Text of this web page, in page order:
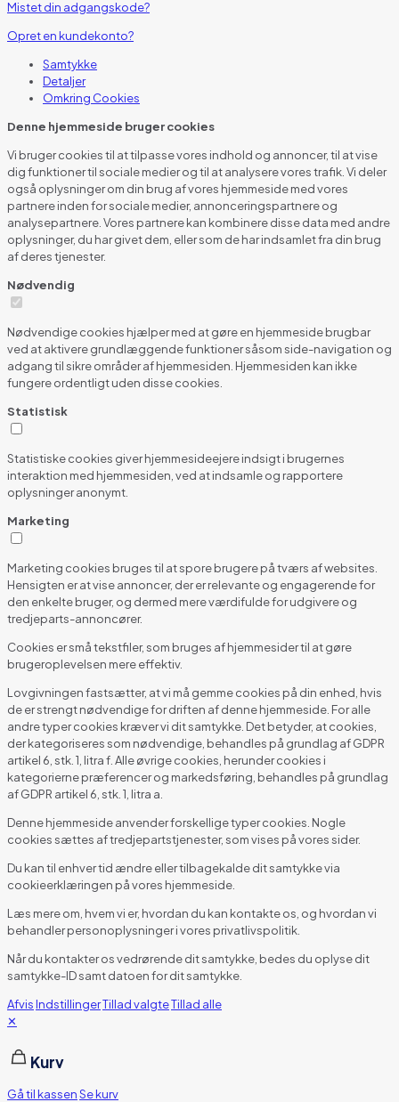
Mistet din adgangskode?
Opret en kundekonto?
Samtykke
Detaljer
Omkring Cookies
Denne hjemmeside bruger cookies
Vi bruger cookies til at tilpasse vores indhold og annoncer, til at vise
dig funktioner til sociale medier og til at analysere vores trafik. Vi deler
også oplysninger om din brug af vores hjemmeside med vores
partnere inden for sociale medier, annonceringspartnere og
analysepartnere. Vores partnere kan kombinere disse data med andre
oplysninger, du har givet dem, eller som de har indsamlet fra din brug
af deres tjenester.
Nødvendig
Nødvendige cookies hjælper med at gøre en hjemmeside brugbar
ved at aktivere grundlæggende funktioner såsom side-navigation og
adgang til sikre områder af hjemmesiden. Hjemmesiden kan ikke
fungere ordentligt uden disse cookies.
Statistisk
Statistiske cookies giver hjemmesideejere indsigt i brugernes
interaktion med hjemmesiden, ved at indsamle og rapportere
oplysninger anonymt.
Marketing
Marketing cookies bruges til at spore brugere på tværs af websites.
Hensigten er at vise annoncer, der er relevante og engagerende for
den enkelte bruger, og dermed mere værdifulde for udgivere og
tredjeparts-annoncører.
Cookies er små tekstfiler, som bruges af hjemmesider til at gøre
brugeroplevelsen mere effektiv.
Lovgivningen fastsætter, at vi må gemme cookies på din enhed, hvis
de er strengt nødvendige for driften af denne hjemmeside. For alle
andre typer cookies kræver vi dit samtykke. Det betyder, at cookies,
der kategoriseres som nødvendige, behandles på grundlag af GDPR
artikel 6, stk. 1, litra f. Alle øvrige cookies, herunder cookies i
kategorierne præferencer og markedsføring, behandles på grundlag
af GDPR artikel 6, stk. 1, litra a.
Denne hjemmeside anvender forskellige typer cookies. Nogle
cookies sættes af tredjepartstjenester, som vises på vores sider.
Du kan til enhver tid ændre eller tilbagekalde dit samtykke via
cookieerklæringen på vores hjemmeside.
Læs mere om, hvem vi er, hvordan du kan kontakte os, og hvordan vi
behandler personoplysninger i vores privatlivspolitik.
Når du kontakter os vedrørende dit samtykke, bedes du oplyse dit
samtykke-ID samt datoen for dit samtykke.
AfvisIndstillingerTillad valgteTillad alle
✕
Kurv
Gå til kassenSe kurv